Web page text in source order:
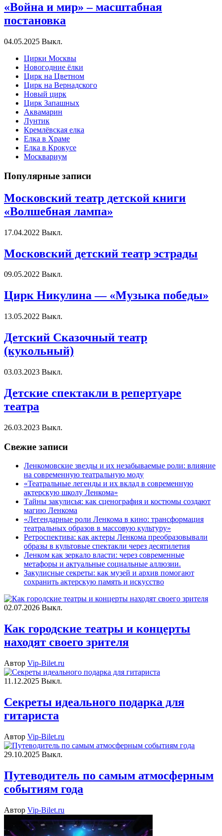
«Война и мир» – масштабная
постановка
04.05.2025 Выкл.
Цирки Москвы
Новогодние ёлки
Цирк на Цветном
Цирк на Вернадского
Новый цирк
Цирк Запашных
Аквамарин
Лунтик
Кремлёвская елка
Елка в Храме
Елка в Крокусе
Москвариум
Популярные записи
Московский театр детской книги
«Волшебная лампа»
17.04.2022 Выкл.
Московский детский театр эстрады
09.05.2022 Выкл.
Цирк Никулина — «Музыка победы»
13.05.2022 Выкл.
Детский Сказочный театр
(кукольный)
03.03.2023 Выкл.
Детские спектакли в репертуаре
театра
26.03.2023 Выкл.
Свежие записи
Ленкомовские звезды и их незабываемые роли: влияние
на современную театральную моду
«Театральные легенды и их вклад в современную
актерскую школу Ленкома»
Тайны закулисья: как сценография и костюмы создают
магию Ленкома
«Легендарные роли Ленкома в кино: трансформация
театральных образов в массовую культуру»
Ретроспектива: как актеры Ленкома преобразовывали
образы в культовые спектакли через десятилетия
Ленком как зеркало власти: через современные
метафоры и актуальные социальные аллюзии.
Закулисные секреты: как музей и архив помогают
сохранить актерскую память и искусство
02.07.2026 Выкл.
Как городские театры и концерты
находят своего зрителя
Автор Vip-Bilet.ru
11.12.2025 Выкл.
Секреты идеального подарка для
гитариста
Автор Vip-Bilet.ru
29.10.2025 Выкл.
Путеводитель по самым атмосферным
событиям года
Автор Vip-Bilet.ru